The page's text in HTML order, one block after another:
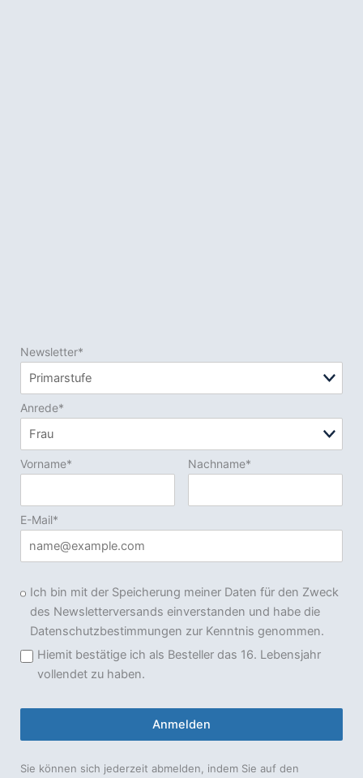
Newsletter*
Anrede*
Vorname* Nachname*
E-Mail*
Ich bin mit der Speicherung meiner Daten für den Zweck
des Newsletterversands einverstanden und habe die
Datenschutzbestimmungen zur Kenntnis genommen.
Hiemit bestätige ich als Besteller das 16. Lebensjahr
vollendet zu haben.
Anmelden
Sie können sich jederzeit abmelden, indem Sie auf den